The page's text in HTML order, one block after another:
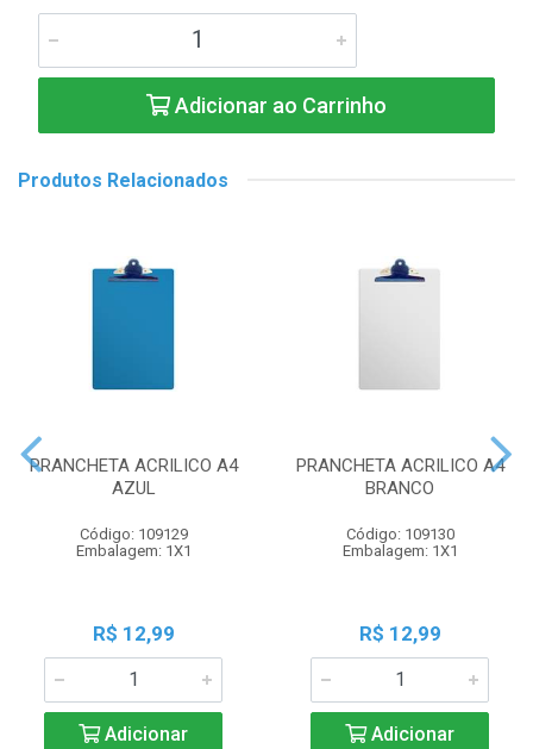
Adicionar ao Carrinho
Produtos Relacionados
PRANCHETA ACRILICO A4
AZUL
Código: 109129
Embalagem: 1X1
R$ 12,99
Adicionar
PRANCHETA ACRILICO A4
BRANCO
Código: 109130
Embalagem: 1X1
R$ 12,99
Adicionar